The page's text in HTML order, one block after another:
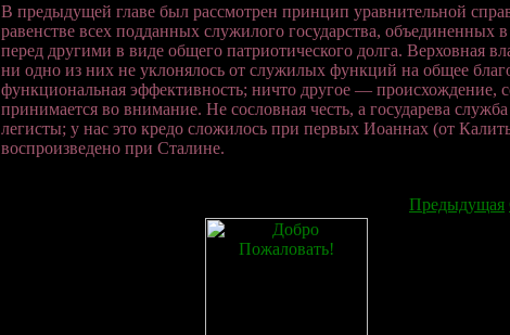
В предыдущей главе был рассмотрен принцип уравнительной
равенстве всех подданных служилого государства, объединенных
перед другими в виде общего патриотического долга. Верховная
ни одно из них не уклонялось от служилых функций на общее
функциональная эффективность; ничто другое — происхождение,
принимается во внимание. Не сословная честь, а государева
легисты; у нас это кредо сложилось при первых Иоаннах (от
воспроизведено при Сталине.
Предыдущая